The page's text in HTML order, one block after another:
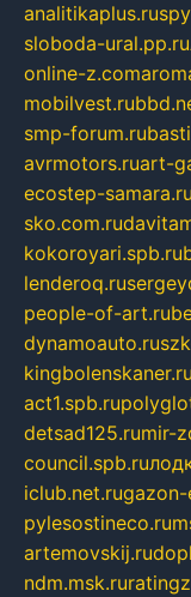
analitikaplus.ru
sloboda-ural.pp.ru
online-z.com
mobilvest.ru
smp-forum.ru
avrmotors.ruart-
ecostep-samara.ru
sko.com.ru
kokoroyari.spb.ru
lenderoq.ru
people-of-art.ru
dynamoauto.ru
kingbolenskaner.ru
act1.spb.ru
detsad125.rumir-
council.spb.ru
iclub.net.rugazon-
pylesostineco.ru
artemovskij.ru
ndm.msk.ru